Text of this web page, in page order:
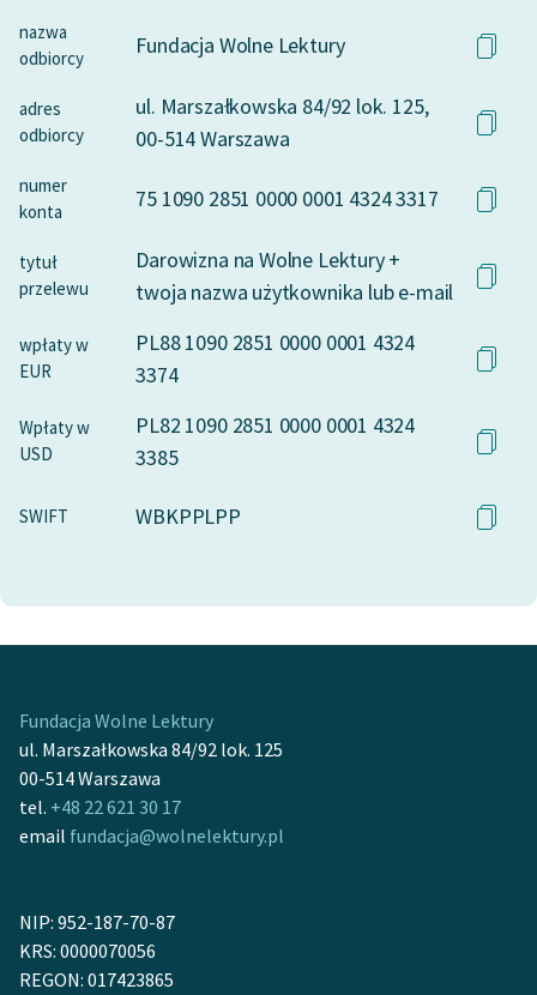
nazwa
odbiorcy
Fundacja Wolne Lektury
adres
odbiorcy
ul. Marszałkowska 84/92 lok. 125,
00-514 Warszawa
numer
konta
75 1090 2851 0000 0001 4324 3317
tytuł
przelewu
Darowizna na Wolne Lektury +
twoja nazwa użytkownika lub e-mail
wpłaty w
EUR
PL88 1090 2851 0000 0001 4324
3374
Wpłaty w
USD
PL82 1090 2851 0000 0001 4324
3385
SWIFT WBKPPLPP
Fundacja Wolne Lektury
ul. Marszałkowska 84/92 lok. 125
00-514 Warszawa
tel. +48 22 621 30 17
email fundacja@wolnelektury.pl
NIP: 952-187-70-87
KRS: 0000070056
REGON: 017423865